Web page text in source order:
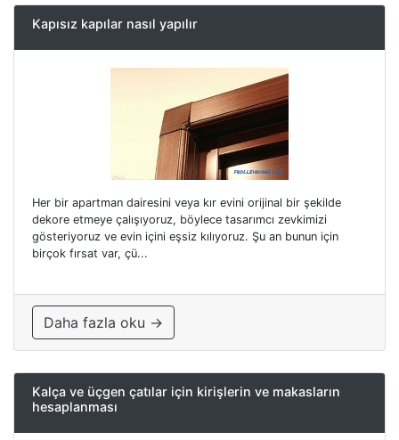
Kapısız kapılar nasıl yapılır
Her bir apartman dairesini veya kır evini orijinal bir şekilde
dekore etmeye çalışıyoruz, böylece tasarımcı zevkimizi
gösteriyoruz ve evin içini eşsiz kılıyoruz. Şu an bunun için
birçok fırsat var, çü...
Daha fazla oku →
Kalça ve üçgen çatılar için kirişlerin ve makasların
hesaplanması